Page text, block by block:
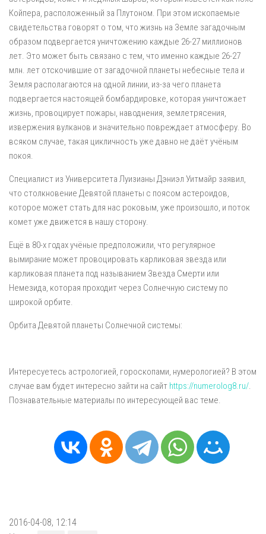
Койпера, расположенный за Плутоном. При этом ископаемые
свидетельства говорят о том, что жизнь на Земле загадочным
образом подвергается уничтожению каждые 26-27 миллионов
лет. Это может быть связано с тем, что именно каждые 26-27
млн. лет отскочившие от загадочной планеты небесные тела и
Земля располагаются на одной линии, из-за чего планета
подвергается настоящей бомбардировке, которая уничтожает
жизнь, провоцирует пожары, наводнения, землетрясения,
извержения вулканов и значительно повреждает атмосферу. Во
всяком случае, такая цикличность уже давно не даёт учёным
покоя.
Специалист из Университета Луизианы Дэниэл Уитмайр заявил,
что столкновение Девятой планеты с поясом астероидов,
которое может стать для нас роковым, уже произошло, и поток
комет уже движется в нашу сторону.
Ещё в 80-х годах учёные предположили, что регулярное
вымирание может провоцировать карликовая звезда или
карликовая планета под называнием Звезда Смерти или
Немезида, которая проходит через Солнечную систему по
широкой орбите.
Орбита Девятой планеты Солнечной системы:
Интересуетесь астрологией, гороскопами, нумерологией? В этом
случае вам будет интересно зайти на сайт https://numerolog8.ru/.
Познавательные материалы по интересующей вас теме.
2016-04-08, 12:14